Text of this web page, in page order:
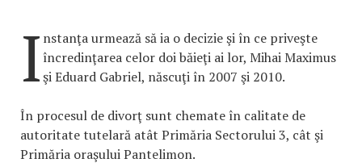
I nstanţa urmează să ia o decizie şi în ce priveşte
încredinţarea celor doi băieţi ai lor, Mihai Maximus
şi Eduard Gabriel, născuţi în 2007 şi 2010.
În procesul de divorţ sunt chemate în calitate de
autoritate tutelară atât Primăria Sectorului 3, cât şi
Primăria oraşului Pantelimon.